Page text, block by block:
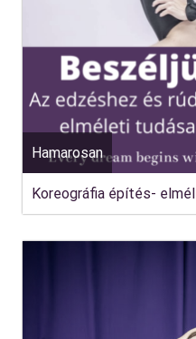
Hamarosan
Koreográfia építés-